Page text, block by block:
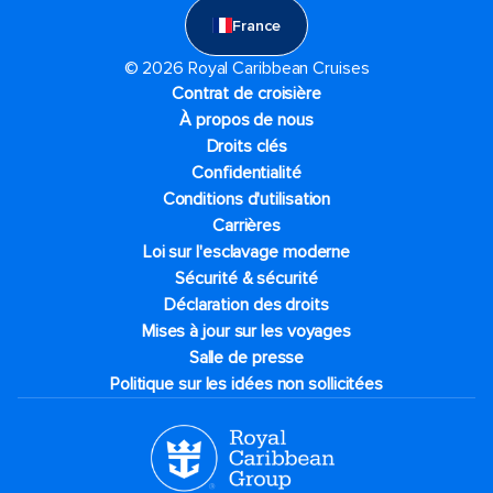
France
© 2026 Royal Caribbean Cruises
Contrat de croisière
À propos de nous
Droits clés
Confidentialité
Conditions d'utilisation
Carrières
Loi sur l'esclavage moderne
Sécurité & sécurité
Déclaration des droits
Mises à jour sur les voyages
Salle de presse
Politique sur les idées non sollicitées